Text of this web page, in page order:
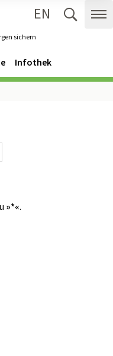
sichern
EN
Infothek
»*«.